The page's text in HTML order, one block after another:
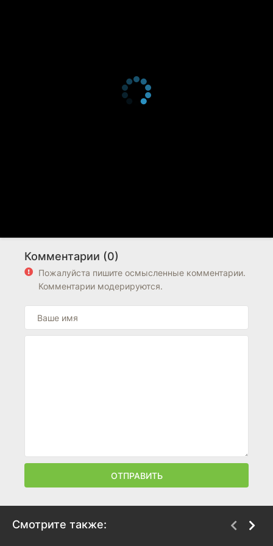
Комментарии (0)
Пожалуйста пишите осмысленные комментарии.
Комментарии модерируются.
ОТПРАВИТЬ
Смотрите также: